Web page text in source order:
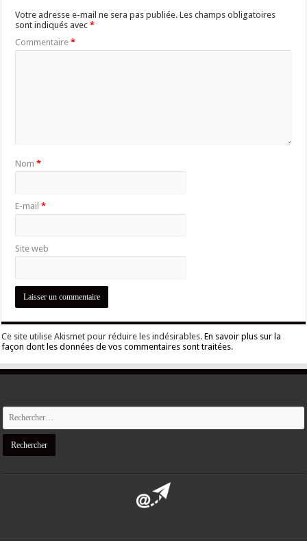
Votre adresse e-mail ne sera pas publiée. Les champs obligatoires
sont indiqués avec*
Commentaire*
Nom*
E-mail*
Site web
Ce site utilise Akismet pour réduire les indésirables.En savoir plus sur la
façon dont les données de vos commentaires sont traitées.